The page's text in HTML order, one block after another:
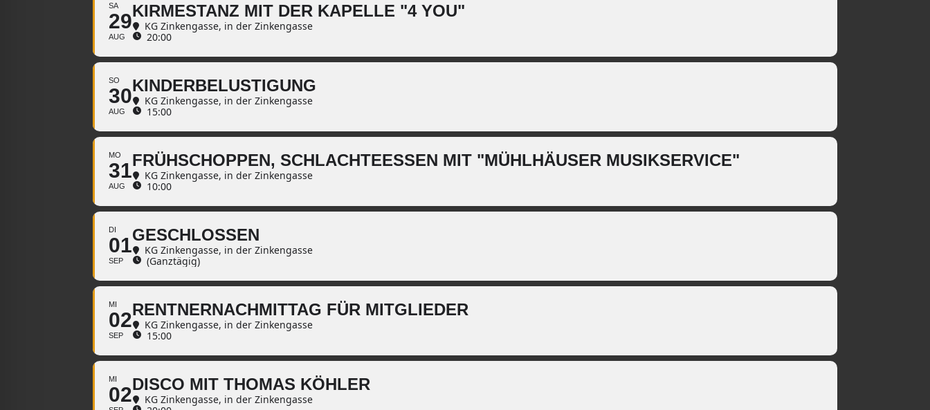
SA
29
AUG
KIRMESTANZ MIT DER KAPELLE "4 YOU"
KG Zinkengasse, in der Zinkengasse
20:00
SO
30
AUG
KINDERBELUSTIGUNG
KG Zinkengasse, in der Zinkengasse
15:00
MO
31
AUG
FRÜHSCHOPPEN, SCHLACHTEESSEN MIT "MÜHLHÄUSER MUSIKSERVICE"
KG Zinkengasse, in der Zinkengasse
10:00
DI
01
SEP
GESCHLOSSEN
KG Zinkengasse, in der Zinkengasse
(Ganztägig)
MI
02
SEP
RENTNERNACHMITTAG FÜR MITGLIEDER
KG Zinkengasse, in der Zinkengasse
15:00
MI
02DISCO MIT THOMAS KÖHLER
KG Zinkengasse, in der Zinkengasse